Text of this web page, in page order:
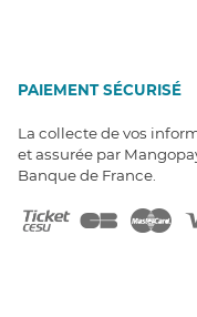
PAIEMENT SÉCURISÉ
La collecte de vos
et assurée par
Banque de France.